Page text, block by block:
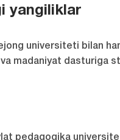
yangiliklar
universiteti bilan
madaniyat dasturiga
pedagogika